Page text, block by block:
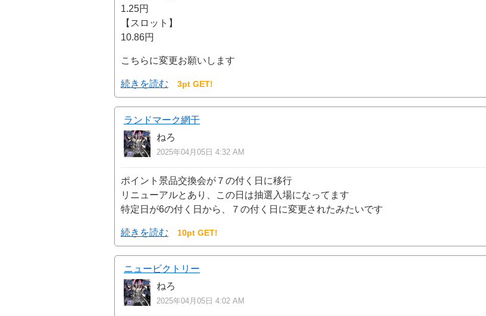
1.25円
【スロット】
10.86円
こちらに変更お願いします
続きを読む 3pt GET!
ランドマーク網干
ねろ
2025年04月05日 4:32 AM
ポイント景品交換会が７の付く日に移行
リニューアルとあり、この日は抽選入場になってます
特定日が6の付く日から、７の付く日に変更されたみたいです
続きを読む 10pt GET!
ニュービクトリー
ねろ
2025年04月05日 4:02 AM